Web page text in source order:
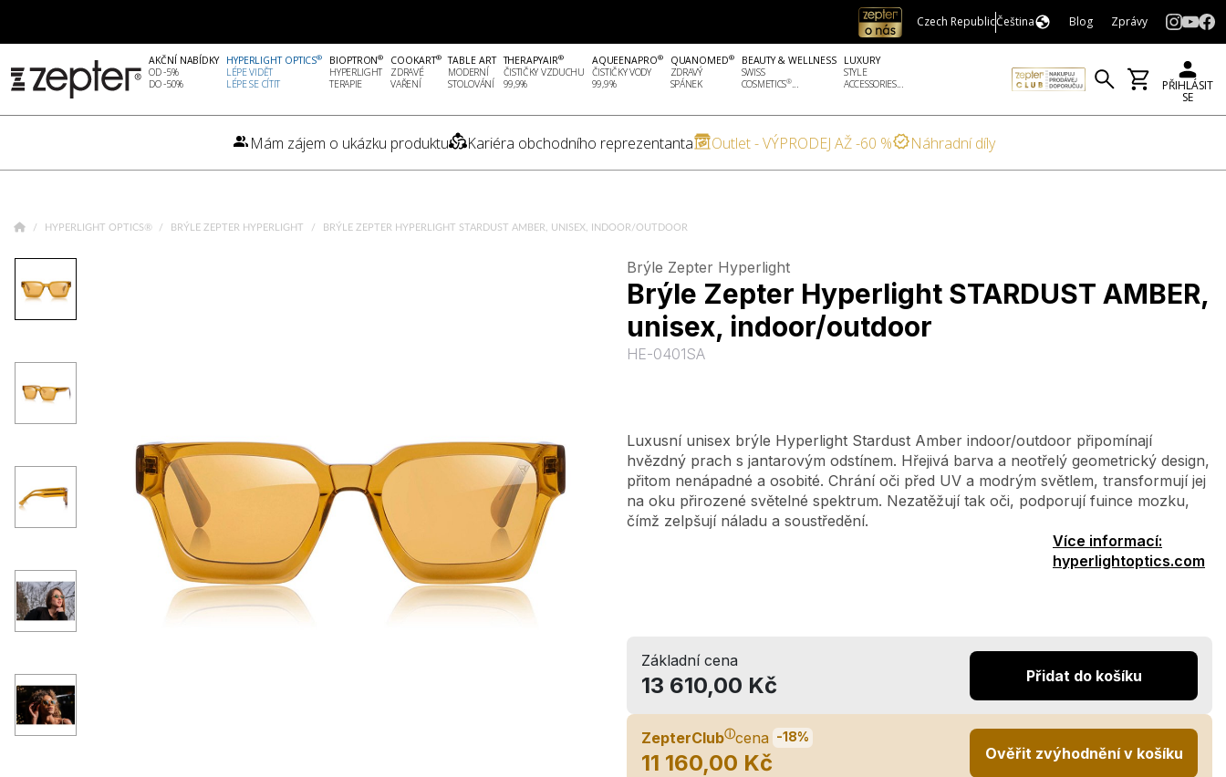
Czech RepublicČeština Blog Zprávy
AKČNÍ NABÍDKY
OD -5%
DO -50%
HYPERLIGHT OPTICS®
LÉPE VIDĚT
LÉPE SE CÍTIT
BIOPTRON®
HYPERLIGHT
TERAPIE
COOKART®
ZDRAVÉ
VAŘENÍ
TABLE ART
MODERNÍ
STOLOVÁNÍ
THERAPYAIR®
ČISTIČKY VZDUCHU
99,9%
AQUEENAPRO®
ČISTIČKY VODY
99,9%
QUANOMED®
ZDRAVÝ
SPÁNEK
BEAUTY & WELLNESS
SWISS
COSMETICS®...
LUXURY
STYLE
ACCESSORIES...
PŘIHLÁSIT
SE
Mám zájem o ukázku produktu Kariéra obchodního reprezentanta Outlet - VÝPRODEJ AŽ -60 % Náhradní díly
HYPERLIGHT OPTICS® BRÝLE ZEPTER HYPERLIGHT BRÝLE ZEPTER HYPERLIGHT STARDUST AMBER, UNISEX, INDOOR/OUTDOOR
Brýle Zepter Hyperlight
Brýle Zepter Hyperlight STARDUST AMBER,
unisex, indoor/outdoor
HE-0401SA
Luxusní unisex brýle Hyperlight Stardust Amber indoor/outdoor připomínají
hvězdný prach s jantarovým odstínem. Hřejivá barva a neotřelý geometrický design,
přitom nenápadné a osobité. Chrání oči před UV a modrým světlem, transformují jej
na oku přirozené světelné spektrum. Nezatěžují tak oči, podporují fuince mozku,
čímž zelpšují náladu a soustředění.
Více informací:
hyperlightoptics.com
Základní cena
13 610,00 Kč Přidat do košíku
ZepterClubⓘcena -18%
11 160,00 Kč Ověřit zvýhodnění v košíku